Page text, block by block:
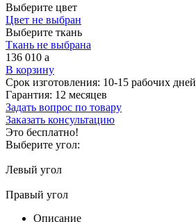
Выберите цвет
Цвет не выбран
Выберите ткань
Ткань не выбрана
136 010 a
В корзину
Срок изготовления: 10-15 рабочих дней
Гарантия: 12 месяцев
Задать вопрос по товару
Заказать консультацию
Это бесплатно!
Выберите угол:
Левый угол
Правый угол
Описание